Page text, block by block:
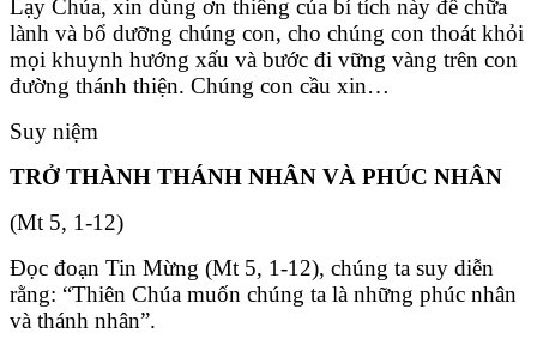
Lạy Chúa, xin dùng ơn thiêng của bí tích này để chữa
lành và bổ dưỡng chúng con, cho chúng con thoát khỏi
mọi khuynh hướng xấu và bước đi vững vàng trên con
đường thánh thiện. Chúng con cầu xin…
Suy niệm
TRỞ THÀNH THÁNH NHÂN VÀ PHÚC NHÂN
(Mt 5, 1-12)
Đọc đoạn Tin Mừng (Mt 5, 1-12), chúng ta suy diễn
rằng: “Thiên Chúa muốn chúng ta là những phúc nhân
và thánh nhân”.